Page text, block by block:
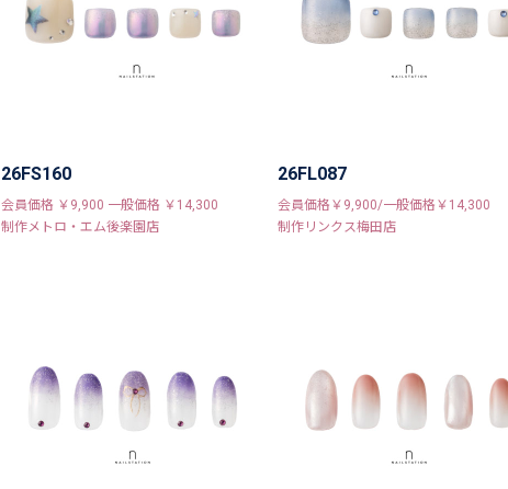
26FS160
会員価格 ￥9,900 一般価格 ￥14,300
制作メトロ・エム後楽園店
26FL087
会員価格￥9,900/一般価格￥14,300
制作リンクス梅田店